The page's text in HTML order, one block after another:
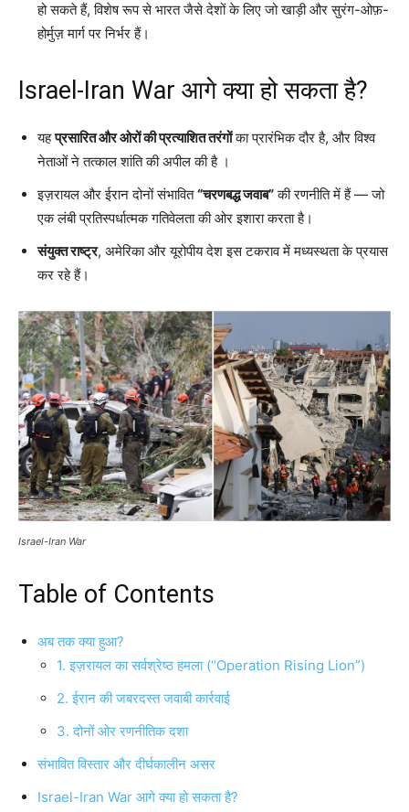
हो सकते हैं, विशेष रूप से भारत जैसे देशों के लिए जो खाड़ी और सुरंग-ओफ़-
होर्मुज़ मार्ग पर निर्भर हैं।
Israel-Iran War आगे क्या हो सकता है?
यहप्रसारित और ओरों की प्रत्याशित तरंगोंका प्रारंभिक दौर है, और विश्व
नेताओं ने तत्काल शांति की अपील की है ।
इज़रायल और ईरान दोनों संभावित“चरणबद्ध जवाब”की रणनीति में हैं — जो
एक लंबी प्रतिस्पर्धात्मक गतिवेलता की ओर इशारा करता है।
संयुक्त राष्ट्र, अमेरिका और यूरोपीय देश इस टकराव में मध्यस्थता के प्रयास
कर रहे हैं।
Israel-Iran War
Table of Contents
अब तक क्या हुआ?
1. इज़रायल का सर्वश्रेष्ठ हमला (“Operation Rising Lion”)
2. ईरान की जबरदस्त जवाबी कार्रवाई
3. दोनों ओर रणनीतिक दशा
संभावित विस्तार और दीर्घकालीन असर
Israel-Iran War आगे क्या हो सकता है?